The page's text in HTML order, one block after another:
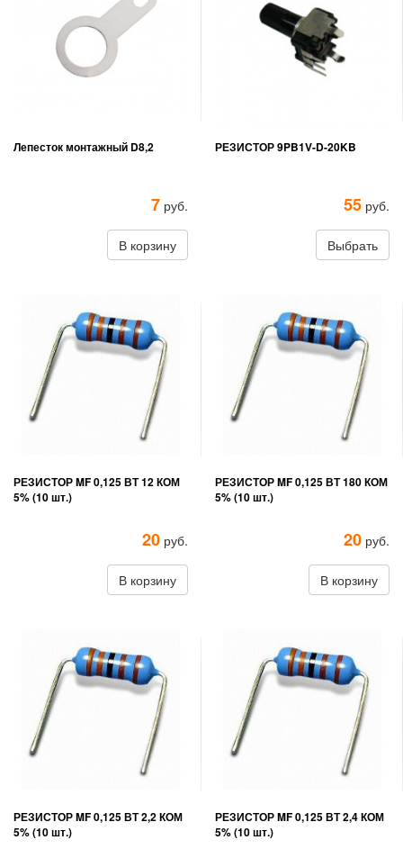
Лепесток монтажный D8,2
7 руб.
В корзину
РЕЗИСТОР 9PB1V-D-20KB
55 руб.
Выбрать
РЕЗИСТОР MF 0,125 ВТ 12 КОМ
5% (10 шт.)
20 руб.
В корзину
РЕЗИСТОР MF 0,125 ВТ 180 КОМ
5% (10 шт.)
20 руб.
В корзину
РЕЗИСТОР MF 0,125 ВТ 2,2 КОМ
5% (10 шт.)
РЕЗИСТОР MF 0,125 ВТ 2,4 КОМ
5% (10 шт.)